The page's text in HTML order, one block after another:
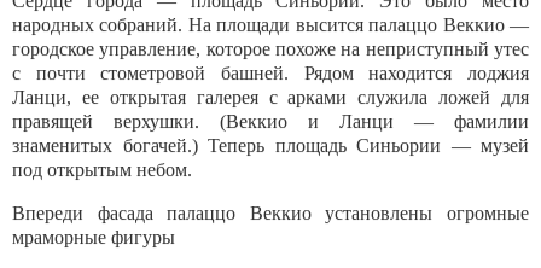
народных собра­ний. На площади высится палаццо Веккио —
городское управление, которое похоже на неприступный утес
с почти стометровой башней. Рядом нахо­дится лоджия
Ланци, ее открытая галерея с арками служила ложей для
правящей верхушки. (Веккио и Ланци — фамилии
знаменитых богачей.) Теперь площадь Синьории — музей
под открытым небом.
Впереди фасада палаццо Веккио установлены огромные
мраморные фигуры